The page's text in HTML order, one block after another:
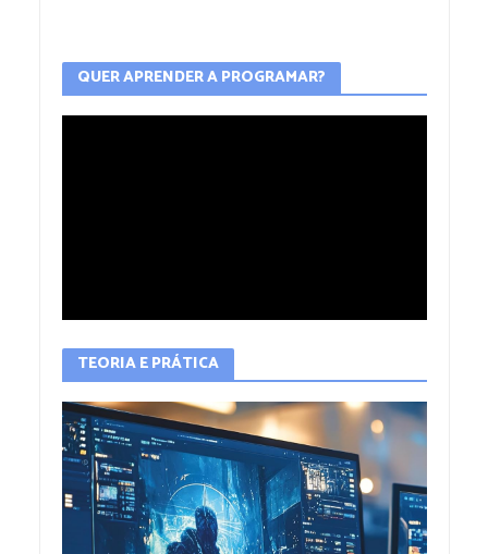
QUER APRENDER A PROGRAMAR?
TEORIA E PRÁTICA